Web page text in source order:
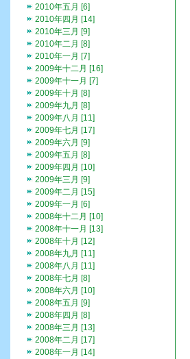
2010年五月 [6]
2010年四月 [14]
2010年三月 [9]
2010年二月 [8]
2010年一月 [7]
2009年十二月 [16]
2009年十一月 [7]
2009年十月 [8]
2009年九月 [8]
2009年八月 [11]
2009年七月 [17]
2009年六月 [9]
2009年五月 [8]
2009年四月 [10]
2009年三月 [9]
2009年二月 [15]
2009年一月 [6]
2008年十二月 [10]
2008年十一月 [13]
2008年十月 [12]
2008年九月 [11]
2008年八月 [11]
2008年七月 [8]
2008年六月 [10]
2008年五月 [9]
2008年四月 [8]
2008年三月 [13]
2008年二月 [17]
2008年一月 [14]